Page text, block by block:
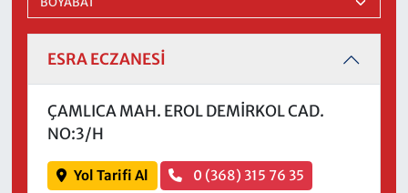
ESRA ECZANESİ
ÇAMLICA MAH. EROL DEMİRKOL CAD.
NO:3/H
Yol Tarifi Al 0 (368) 315 76 35